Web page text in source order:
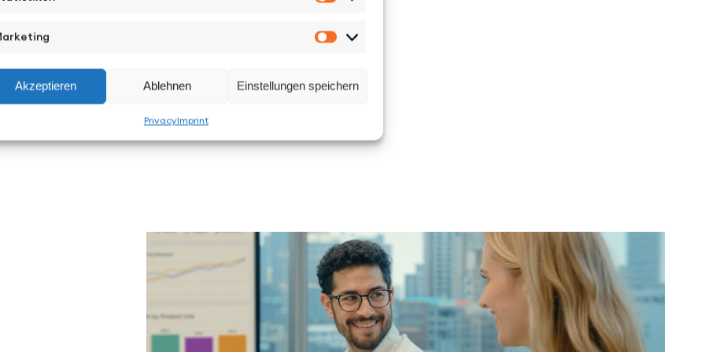
Statistiken
Marketing
Akzeptieren Ablehnen Einstellungen speichern
PrivacyImprint